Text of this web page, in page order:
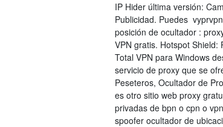
IP Hider última versión:
Publicidad. Puedes
posición de ocultador :
VPN gratis. Hotspot
Total VPN para Windows
servicio de proxy que se
Peseteros, Ocultador de
es otro sitio web proxy
privadas de bpn o cpn o
spoofer ocultador de